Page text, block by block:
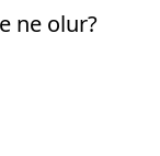
ne olur?